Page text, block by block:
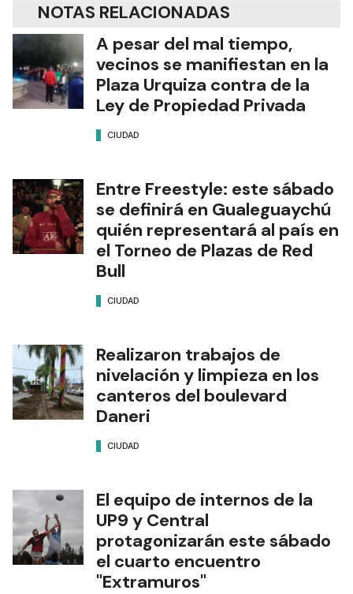
NOTAS RELACIONADAS
A pesar del mal tiempo,
vecinos se manifiestan en la
Plaza Urquiza contra de la
Ley de Propiedad Privada
CIUDAD
Entre Freestyle: este sábado
se definirá en Gualeguaychú
quién representará al país en
el Torneo de Plazas de Red
Bull
CIUDAD
Realizaron trabajos de
nivelación y limpieza en los
canteros del boulevard
Daneri
CIUDAD
El equipo de internos de la
UP9 y Central
protagonizarán este sábado
el cuarto encuentro
"Extramuros"